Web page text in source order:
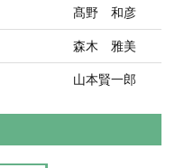
髙野 和彦
森木 雅美
山本賢一郎